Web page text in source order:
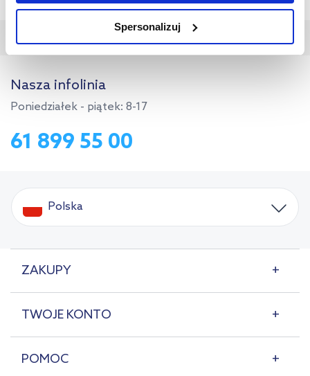
na sposób dostarczania treści niedostosowanych do potrzeb
kliknij „Ustawienia plików cookie”.
przejdź do zakładek „Informacje o plikach cookie”.
Spersonalizuj
Nasza infolinia
Poniedziałek - piątek: 8-17
61 899 55 00
Polska
ZAKUPY
TWOJE KONTO
POMOC